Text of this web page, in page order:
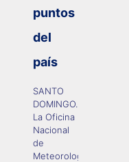
puntos
del
país
SANTO
DOMINGO.-
La Oficina
Nacional
de
Meteorología